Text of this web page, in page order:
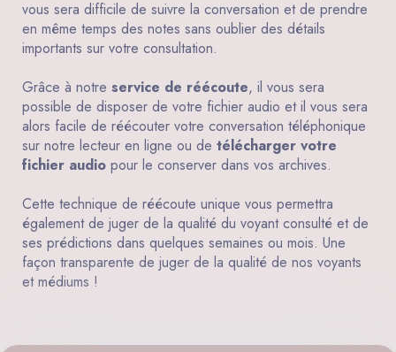
vous sera difficile de suivre la conversation et de prendre
en même temps des notes sans oublier des détails
importants sur votre consultation.
Grâce à notre service de réécoute, il vous sera
possible de disposer de votre fichier audio et il vous sera
alors facile de réécouter votre conversation téléphonique
sur notre lecteur en ligne ou de télécharger votre
fichier audio pour le conserver dans vos archives.
Cette technique de réécoute unique vous permettra
également de juger de la qualité du voyant consulté et de
ses prédictions dans quelques semaines ou mois. Une
façon transparente de juger de la qualité de nos voyants
et médiums !